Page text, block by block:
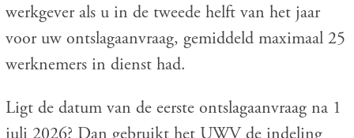
werkgever als u in de tweede helft van het jaar
voor uw ontslagaanvraag, gemiddeld maximaal 25
werknemers in dienst had.
Ligt de datum van de eerste ontslagaanvraag na 1